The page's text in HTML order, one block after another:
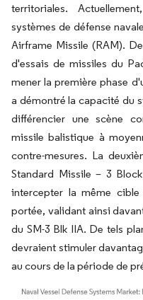
territoriales.
systèmes de défense
Airframe Missile (RAM).
d'essais de missiles du
mener la première phase
a démontré la capacité du
différencier une scène
missile balistique à
contre-mesures. La
Standard Missile – 3
intercepter la même
portée, validant ainsi
du SM-3 Blk IIA. De tels
devraient stimuler
au cours de la période de